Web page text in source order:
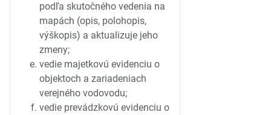
podľa skutočného vedenia na
mapách (opis, polohopis,
výškopis) a aktualizuje jeho
zmeny;
vedie majetkovú evidenciu o
objektoch a zariadeniach
verejného vodovodu;
vedie prevádzkovú evidenciu o